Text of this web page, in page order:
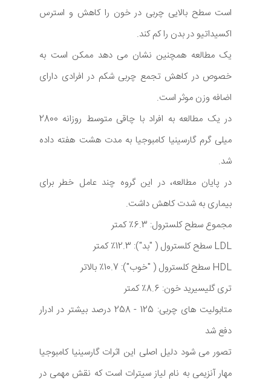
است سطح بالایی چربی در خون را کاهش و استرس
اکسیداتیو در بدن را کم کند.
یک مطالعه همچنین نشان می دهد ممکن است به
خصوص در کاهش تجمع چربی شکم در افرادی دارای
اضافه وزن موثر است.
در یک مطالعه به افراد با چاقی متوسط روزانه 2800
میلی گرم گارسینیا کامبوجیا به مدت هشت هفته داده
شد.
در پایان مطالعه، در این گروه چند عامل خطر برای
بیماری به شدت کاهش داشت.
مجموع سطح کلسترول: 6.3٪ کمتر
LDL سطح کلسترول ( "بد"): 12.3٪ کمتر
HDL سطح کلسترول ( "خوب"): 10.7٪ بالاتر
تری گلیسیرید خون: 8.6٪ کمتر
متابولیت های چربی: 125 - 258 درصد بیشتر در ادرار
دفع شد
تصور می شود دلیل اصلی این اثرات گارسینیا کامبوجیا
مهار آنزیمی به نام لیاز سیترات است که نقش مهمی در